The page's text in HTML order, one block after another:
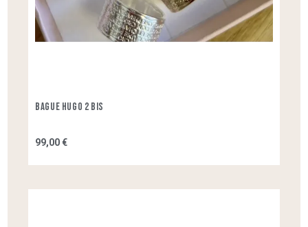
Bague Hugo 2 Bis
99,00 €